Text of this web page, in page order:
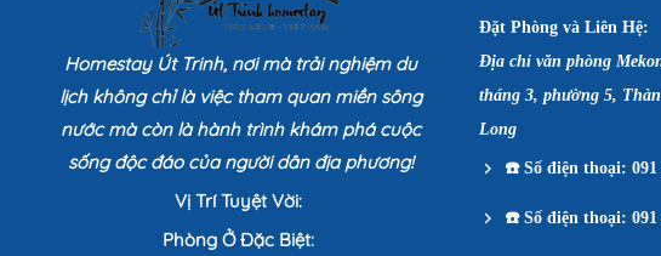
Homestay Út Trinh, nơi mà trải nghiệm du
lịch không chỉ là việc tham quan miền sông
nước mà còn là hành trình khám phá cuộc
sống độc đáo của người dân địa phương!
Vị Trí Tuyệt Vời:
Phòng Ở Đặc Biệt:
Đặt Phòng và Liên Hệ:
Địa chỉ văn phòng
tháng 3, phường 5,
Long
☎️Số điện thoại:
☎️Số điện thoại: 091